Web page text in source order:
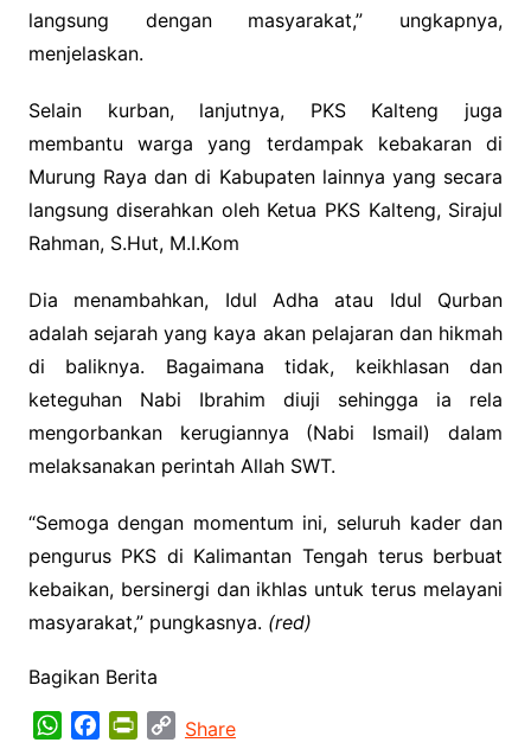
langsung dengan masyarakat,” ungkapnya,
menjelaskan.
Selain kurban, lanjutnya, PKS Kalteng juga
membantu warga yang terdampak kebakaran di
Murung Raya dan di Kabupaten lainnya yang secara
langsung diserahkan oleh Ketua PKS Kalteng, Sirajul
Rahman, S.Hut, M.I.Kom
Dia menambahkan, Idul Adha atau Idul Qurban
adalah sejarah yang kaya akan pelajaran dan hikmah
di baliknya. Bagaimana tidak, keikhlasan dan
keteguhan Nabi Ibrahim diuji sehingga ia rela
mengorbankan kerugiannya (Nabi Ismail) dalam
melaksanakan perintah Allah SWT.
“Semoga dengan momentum ini, seluruh kader dan
pengurus PKS di Kalimantan Tengah terus berbuat
kebaikan, bersinergi dan ikhlas untuk terus melayani
masyarakat,” pungkasnya. (red)
Bagikan Berita
W
CShare